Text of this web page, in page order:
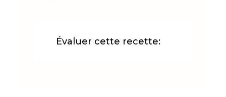
Évaluer cette recette: